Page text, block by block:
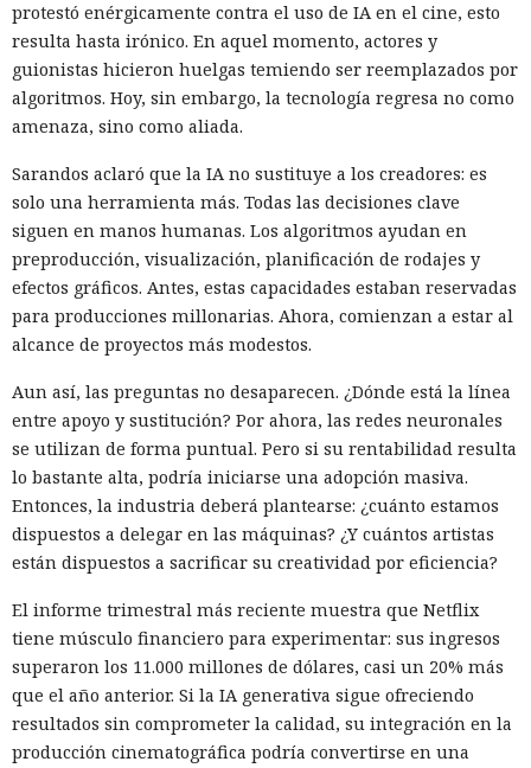
protestó enérgicamente contra el uso de IA en el cine, esto
resulta hasta irónico. En aquel momento, actores y
guionistas hicieron huelgas temiendo ser reemplazados por
algoritmos. Hoy, sin embargo, la tecnología regresa no como
amenaza, sino como aliada.
Sarandos aclaró que la IA no sustituye a los creadores: es
solo una herramienta más. Todas las decisiones clave
siguen en manos humanas. Los algoritmos ayudan en
preproducción, visualización, planificación de rodajes y
efectos gráficos. Antes, estas capacidades estaban reservadas
para producciones millonarias. Ahora, comienzan a estar al
alcance de proyectos más modestos.
Aun así, las preguntas no desaparecen. ¿Dónde está la línea
entre apoyo y sustitución? Por ahora, las redes neuronales
se utilizan de forma puntual. Pero si su rentabilidad resulta
lo bastante alta, podría iniciarse una adopción masiva.
Entonces, la industria deberá plantearse: ¿cuánto estamos
dispuestos a delegar en las máquinas? ¿Y cuántos artistas
están dispuestos a sacrificar su creatividad por eficiencia?
El informe trimestral más reciente muestra que Netflix
tiene músculo financiero para experimentar: sus ingresos
superaron los 11.000 millones de dólares, casi un 20% más
que el año anterior. Si la IA generativa sigue ofreciendo
resultados sin comprometer la calidad, su integración en la
producción cinematográfica podría convertirse en una